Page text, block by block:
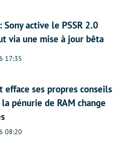
Sony active le PSSR 2.0
via une mise à jour bêta
17:35
efface ses propres conseils
pénurie de RAM change
08:20